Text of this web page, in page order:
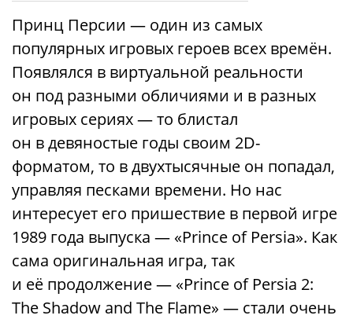
Принц Персии — один из самых
популярных игровых героев всех времён.
Появлялся в виртуальной реальности
он под разными обличиями и в разных
игровых сериях — то блистал
он в девяностые годы своим 2D-
форматом, то в двухтысячные он попадал,
управляя песками времени. Но нас
интересует его пришествие в первой игре
1989 года выпуска — «Prince of Persia». Как
сама оригинальная игра, так
и её продолжение — «Prince of Persia 2:
The Shadow and The Flame» — стали очень